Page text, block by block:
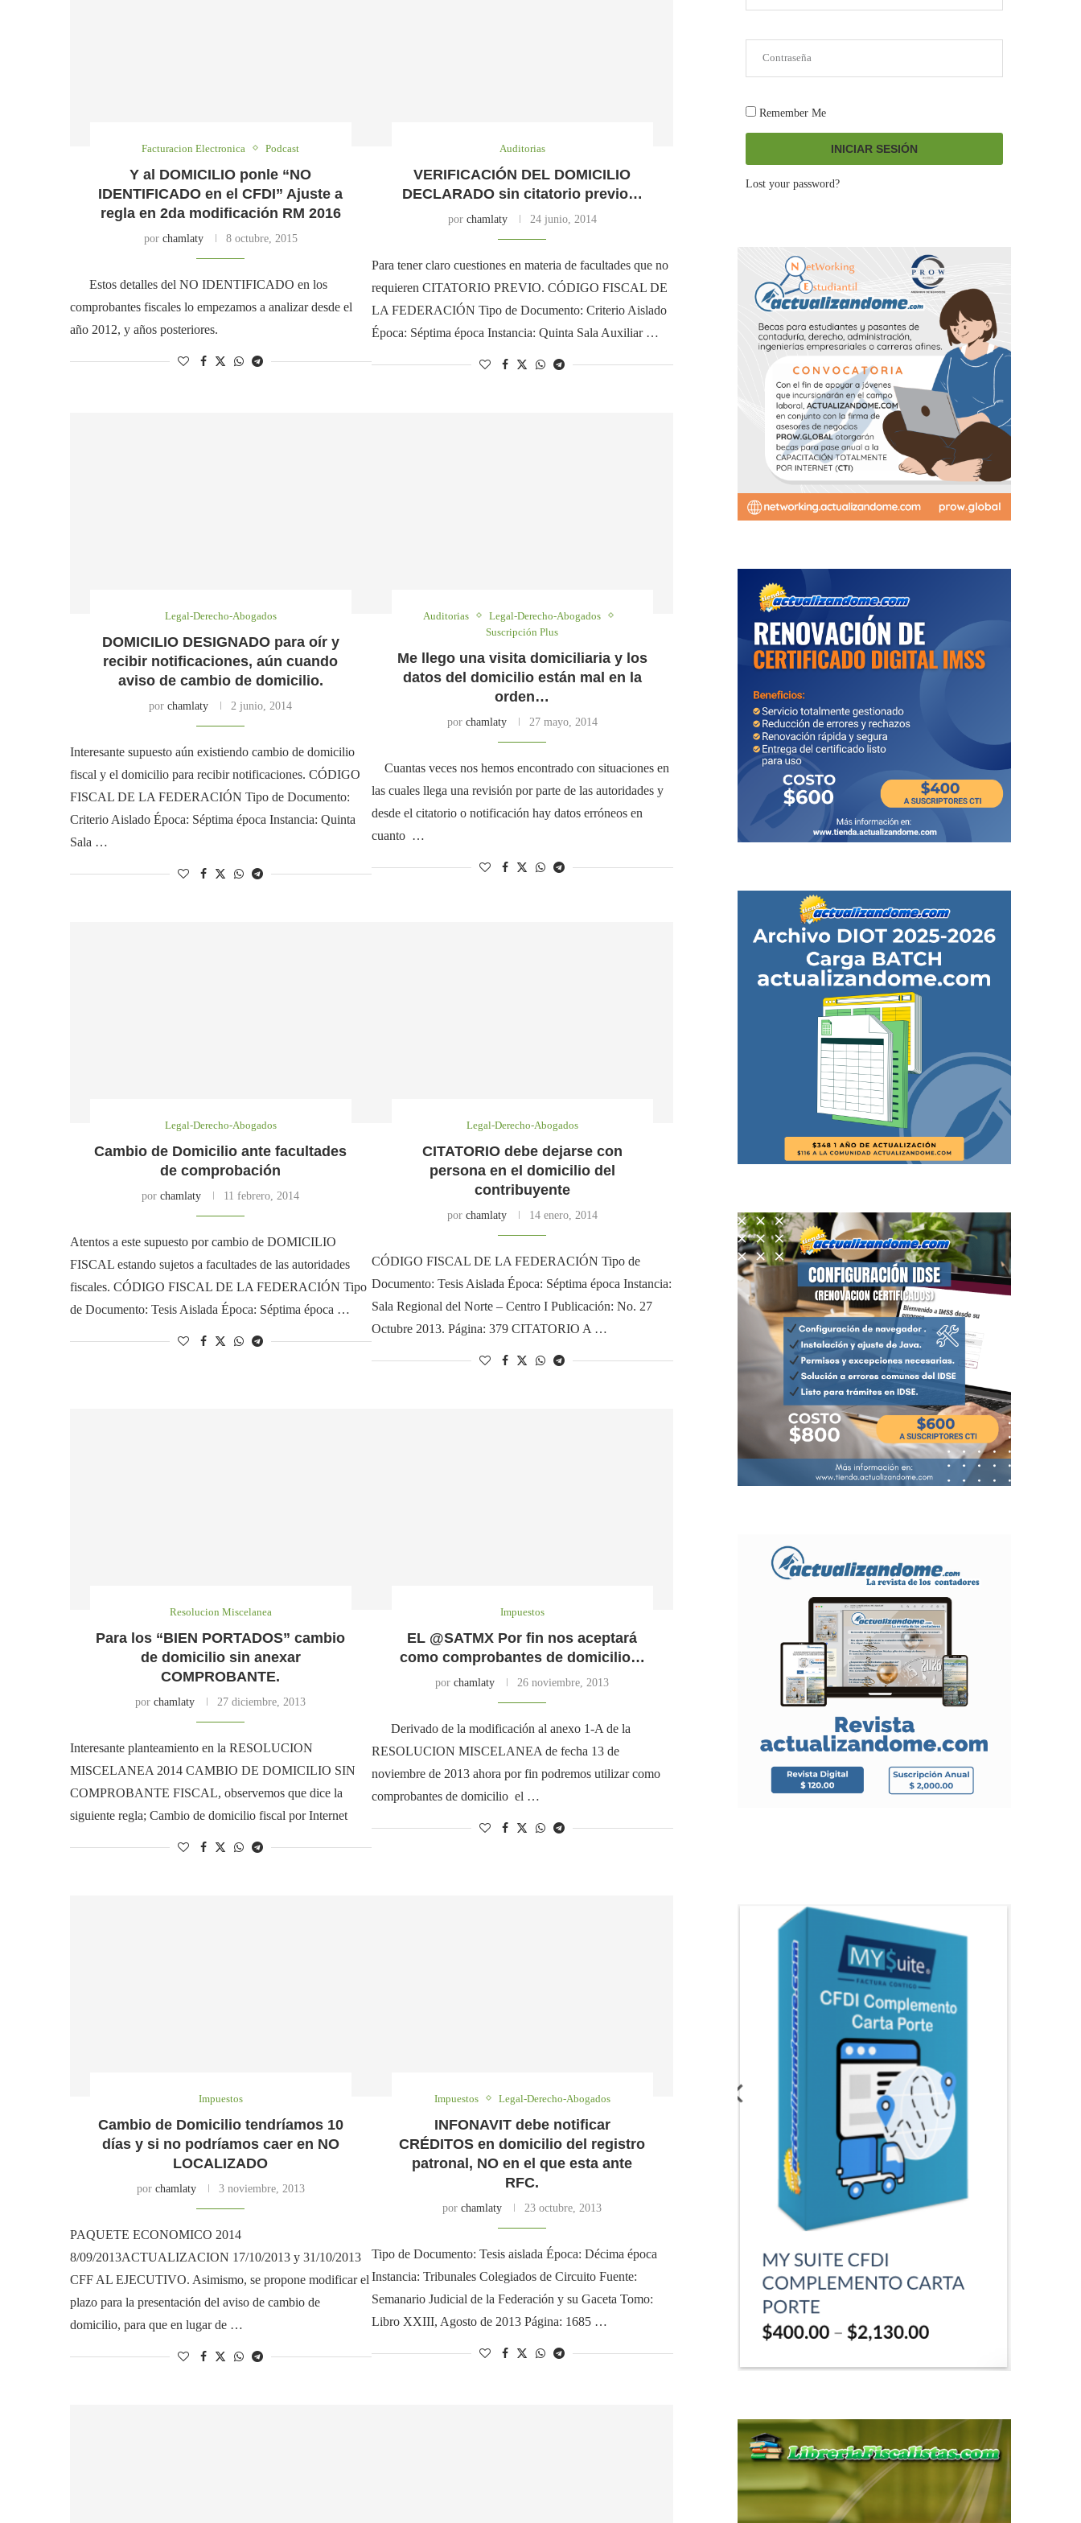
Facturacion Electronica Podcast
Y al DOMICILIO ponle “NO
IDENTIFICADO en el CFDI” Ajuste a
regla en 2da modificación RM 2016
por chamlaty 8 octubre, 2015
Estos detalles del NO IDENTIFICADO en los
comprobantes fiscales lo empezamos a analizar desde el
año 2012, y años posteriores.
Auditorias
VERIFICACIÓN DEL DOMICILIO
DECLARADO sin citatorio previo…
por chamlaty 24 junio, 2014
Para tener claro cuestiones en materia de facultades que no
requieren CITATORIO PREVIO. CÓDIGO FISCAL DE
LA FEDERACIÓN Tipo de Documento: Criterio Aislado
Época: Séptima época Instancia: Quinta Sala Auxiliar …
Legal-Derecho-Abogados
DOMICILIO DESIGNADO para oír y
recibir notificaciones, aún cuando
aviso de cambio de domicilio.
porchamlaty 2 junio, 2014
Interesante supuesto aún existiendo cambio de domicilio
fiscal y el domicilio para recibir notificaciones. CÓDIGO
FISCAL DE LA FEDERACIÓN Tipo de Documento:
Criterio Aislado Época: Séptima época Instancia: Quinta
Sala …
Auditorias
Legal-Derecho-Abogados
Suscripción Plus
Me llego una visita domiciliaria y los
datos del domicilio están mal en la
orden…
por chamlaty 27 mayo, 2014
Cuantas veces nos hemos encontrado con situaciones en
las cuales llega una revisión por parte de las autoridades y
desde el citatorio o notificación hay datos erróneos en
cuanto …
Legal-Derecho-Abogados
Cambio de Domicilio ante facultades
de comprobación
porchamlaty 11 febrero, 2014
Atentos a este supuesto por cambio de DOMICILIO
FISCAL estando sujetos a facultades de las autoridades
fiscales. CÓDIGO FISCAL DE LA FEDERACIÓN Tipo
de Documento: Tesis Aislada Época: Séptima época …
Legal-Derecho-Abogados
CITATORIO debe dejarse con
persona en el domicilio del
contribuyente
por chamlaty 14 enero, 2014
CÓDIGO FISCAL DE LA FEDERACIÓN Tipo de
Documento: Tesis Aislada Época: Séptima época Instancia:
Sala Regional del Norte – Centro I Publicación: No. 27
Octubre 2013. Página: 379 CITATORIO A …
Resolucion Miscelanea
Para los “BIEN PORTADOS” cambio
de domicilio sin anexar
COMPROBANTE.
porchamlaty 27 diciembre, 2013
Interesante planteamiento en la RESOLUCION
MISCELANEA 2014 CAMBIO DE DOMICILIO SIN
COMPROBANTE FISCAL, observemos que dice la
siguiente regla; Cambio de domicilio fiscal por Internet
Impuestos
EL @SATMX Por fin nos aceptará
como comprobantes de domicilio…
porchamlaty 26 noviembre, 2013
Derivado de la modificación al anexo 1-A de la
RESOLUCION MISCELANEA de fecha 13 de
noviembre de 2013 ahora por fin podremos utilizar como
comprobantes de domicilio el …
Impuestos
Cambio de Domicilio tendríamos 10
días y si no podríamos caer en NO
LOCALIZADO
por chamlaty 3 noviembre, 2013
PAQUETE ECONOMICO 2014
8/09/2013ACTUALIZACION 17/10/2013 y 31/10/2013
CFF AL EJECUTIVO. Asimismo, se propone modificar el
plazo para la presentación del aviso de cambio de
domicilio, para que en lugar de …
Impuestos Legal-Derecho-Abogados
INFONAVIT debe notificar
CRÉDITOS en domicilio del registro
patronal, NO en el que esta ante
RFC.
porchamlaty 23 octubre, 2013
Tipo de Documento: Tesis aislada Época: Décima época
Instancia: Tribunales Colegiados de Circuito Fuente:
Semanario Judicial de la Federación y su Gaceta Tomo:
Libro XXIII, Agosto de 2013 Página: 1685 …
Remember Me
INICIAR SESIÓN
Lost your password?